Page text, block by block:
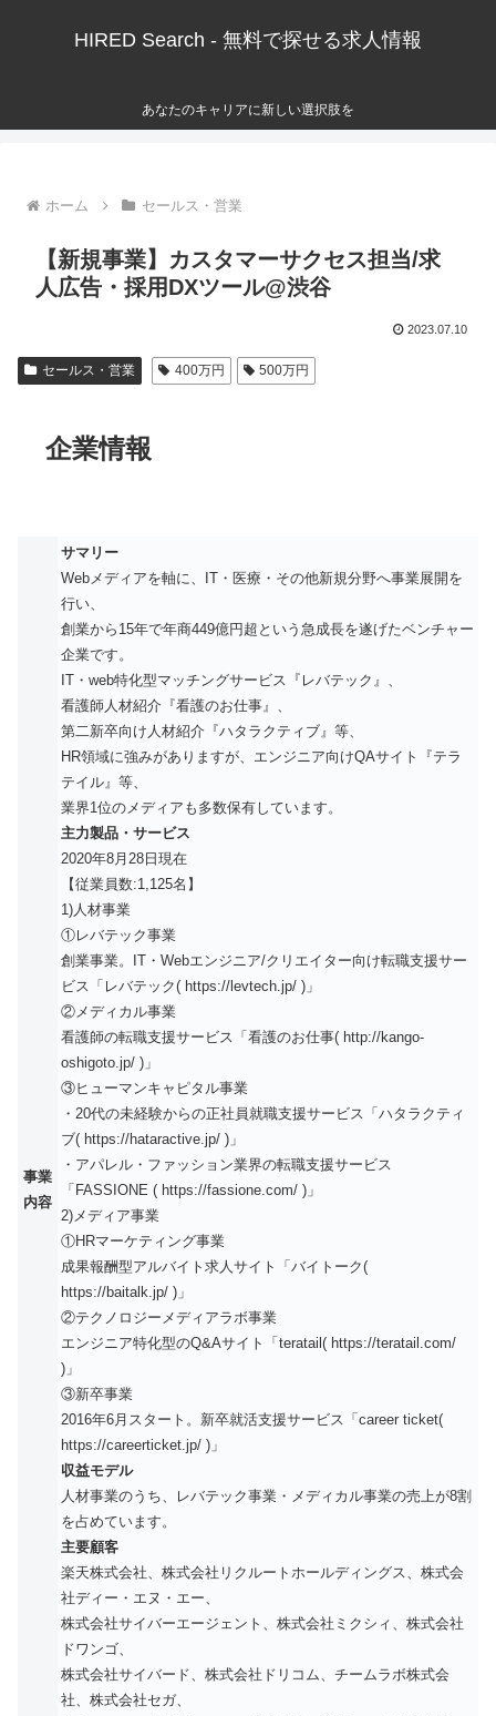
HIRED Search - 無料で探せる求人情報
あなたのキャリアに新しい選択肢を
ホーム セールス・営業
【新規事業】カスタマーサクセス担当/求
人広告・採用DXツール@渋谷
2023.07.10
セールス・営業 400万円 500万円
企業情報
事業
内容
サマリー
Webメディアを軸に、IT・医療・その他新規分野へ事業展開を
行い、
創業から15年で年商449億円超という急成長を遂げたベンチャー
企業です。
IT・web特化型マッチングサービス『レバテック』、
看護師人材紹介『看護のお仕事』、
第二新卒向け人材紹介『ハタラクティブ』等、
HR領域に強みがありますが、エンジニア向けQAサイト『テラ
テイル』等、
業界1位のメディアも多数保有しています。
主力製品・サービス
2020年8月28日現在
【従業員数:1,125名】
1)人材事業
①レバテック事業
創業事業。IT・Webエンジニア/クリエイター向け転職支援サー
ビス「レバテック( https://levtech.jp/ )」
②メディカル事業
看護師の転職支援サービス「看護のお仕事( http://kango-
oshigoto.jp/ )」
③ヒューマンキャピタル事業
・20代の未経験からの正社員就職支援サービス「ハタラクティ
ブ( https://hataractive.jp/ )」
・アパレル・ファッション業界の転職支援サービス
「FASSIONE ( https://fassione.com/ )」
2)メディア事業
①HRマーケティング事業
成果報酬型アルバイト求人サイト「バイトーク(
https://baitalk.jp/ )」
②テクノロジーメディアラボ事業
エンジニア特化型のQ&Aサイト「teratail( https://teratail.com/
)」
③新卒事業
2016年6月スタート。新卒就活支援サービス「career ticket(
https://careerticket.jp/ )」
収益モデル
人材事業のうち、レバテック事業・メディカル事業の売上が8割
を占めています。
主要顧客
楽天株式会社、株式会社リクルートホールディングス、株式会
社ディー・エヌ・エー、
株式会社サイバーエージェント、株式会社ミクシィ、株式会社
ドワンゴ、
株式会社サイバード、株式会社ドリコム、チームラボ株式会
社、株式会社セガ、